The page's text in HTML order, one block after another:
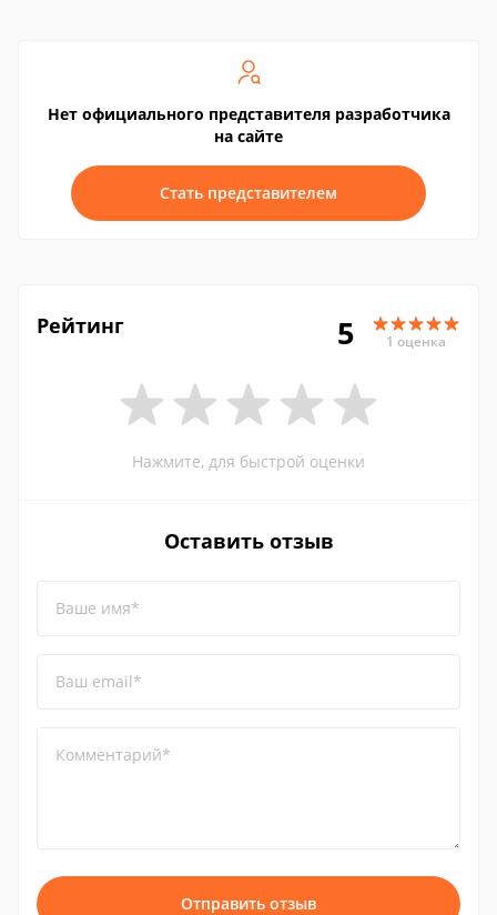
Нет официального представителя разработчика
на сайте
Стать представителем
Рейтинг 5 1 оценка
Нажмите, для быстрой оценки
Оставить отзыв
Ваше имя*
Ваш email*
Комментарий*
Отправить отзыв